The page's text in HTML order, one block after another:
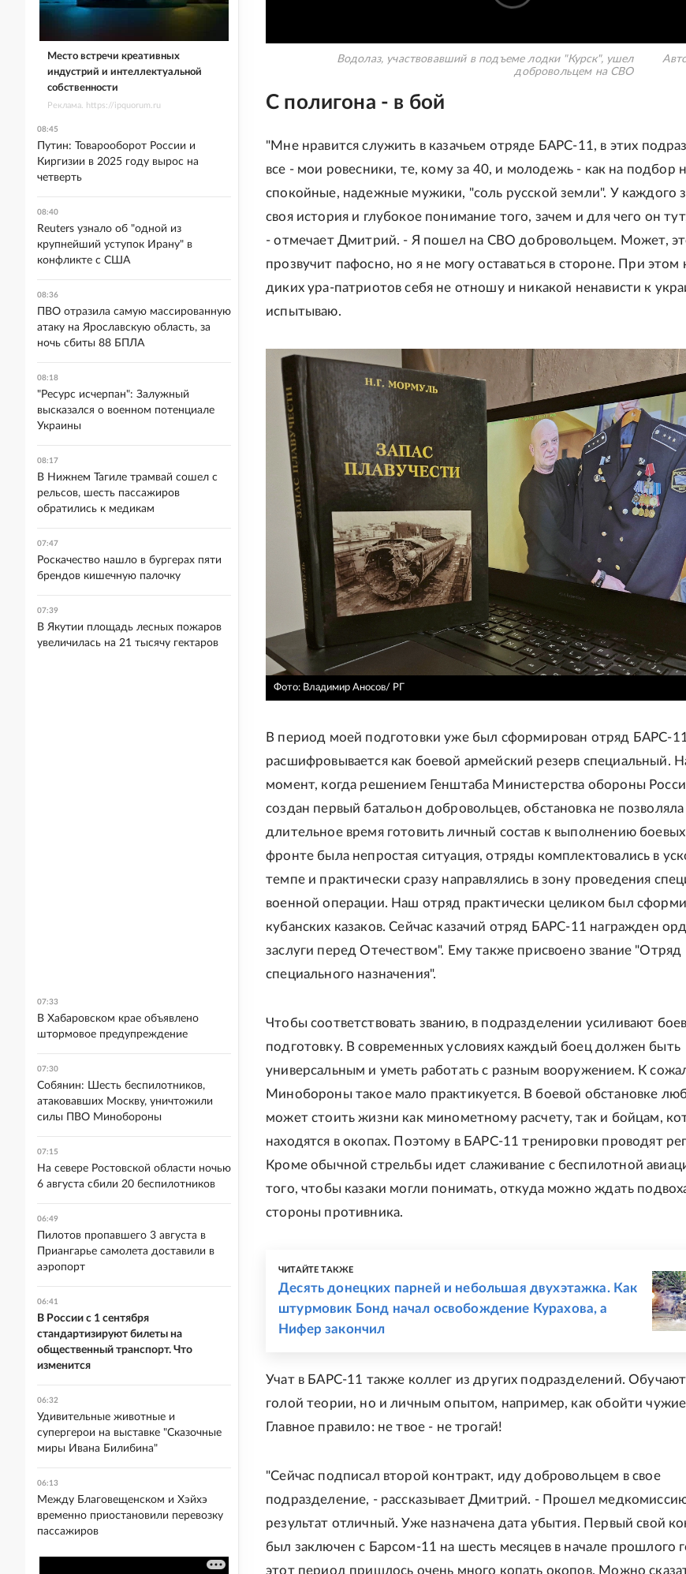
Водолаз, участвовавший в подъеме лодки "Курск", ушел
добровольцем на СВО
С полигона - в бой
"Мне нравится служить в казачьем отряде БАРС-11, в этих
все - мои ровесники, те, кому за 40, и молодежь - как на подбор
спокойные, надежные мужики, "соль русской земли". У каждого
своя история и глубокое понимание того, зачем и для чего он
- отмечает Дмитрий. - Я пошел на СВО добровольцем. Может,
прозвучит пафосно, но я не могу оставаться в стороне. При этом
диких ура-патриотов себя не отношу и никакой ненависти к
испытываю.
Фото: Владимир Аносов/ РГ
В период моей подготовки уже был сформирован отряд БАРС-
расшифровывается как боевой армейский резерв специальный.
момент, когда решением Генштаба Министерства обороны
создан первый батальон добровольцев, обстановка не позволяла
длительное время готовить личный состав к выполнению
фронте была непростая ситуация, отряды комплектовались в
темпе и практически сразу направлялись в зону проведения
военной операции. Наш отряд практически целиком был
кубанских казаков. Сейчас казачий отряд БАРС-11 награжден
заслуги перед Отечеством". Ему также присвоено звание "Отряд
специального назначения".
Чтобы соответствовать званию, в подразделении усиливают
подготовку. В современных условиях каждый боец должен быть
универсальным и уметь работать с разным вооружением. К
Минобороны такое мало практикуется. В боевой обстановке
может стоить жизни как минометному расчету, так и бойцам,
находятся в окопах. Поэтому в БАРС-11 тренировки проводят
Кроме обычной стрельбы идет слаживание с беспилотной
того, чтобы казаки могли понимать, откуда можно ждать
стороны противника.
ЧИТАЙТЕ ТАКЖЕ
Десять донецких парней и небольшая двухэтажка. Как
штурмовик Бонд начал освобождение Курахова, а
Нифер закончил
Учат в БАРС-11 также коллег из других подразделений.
голой теории, но и личным опытом, например, как обойти
Главное правило: не твое - не трогай!
"Сейчас подписал второй контракт, иду добровольцем в свое
подразделение, - рассказывает Дмитрий. - Прошел
результат отличный. Уже назначена дата убытия. Первый свой
был заключен с Барсом-11 на шесть месяцев в начале прошлого
этот период пришлось очень много копать окопов. Можно
Место встречи креативных
индустрий и интеллектуальной
собственности
Реклама. https://ipquorum.ru
08:45
Путин: Товарооборот России и
Киргизии в 2025 году вырос на
четверть
08:40
Reuters узнало об "одной из
крупнейший уступок Ирану" в
конфликте с США
08:36
ПВО отразила самую массированную
атаку на Ярославскую область, за
ночь сбиты 88 БПЛА
08:18
"Ресурс исчерпан": Залужный
высказался о военном потенциале
Украины
08:17
В Нижнем Тагиле трамвай сошел с
рельсов, шесть пассажиров
обратились к медикам
07:47
Роскачество нашло в бургерах пяти
брендов кишечную палочку
07:39
В Якутии площадь лесных пожаров
увеличилась на 21 тысячу гектаров
07:33
В Хабаровском крае объявлено
штормовое предупреждение
07:30
Собянин: Шесть беспилотников,
атаковавших Москву, уничтожили
силы ПВО Минобороны
07:15
На севере Ростовской области ночью
6 августа сбили 20 беспилотников
06:49
Пилотов пропавшего 3 августа в
Приангарье самолета доставили в
аэропорт
06:41
В России с 1 сентября
стандартизируют билеты на
общественный транспорт. Что
изменится
06:32
Удивительные животные и
супергерои на выставке "Сказочные
миры Ивана Билибина"
06:13
Между Благовещенском и Хэйхэ
временно приостановили перевозку
пассажиров